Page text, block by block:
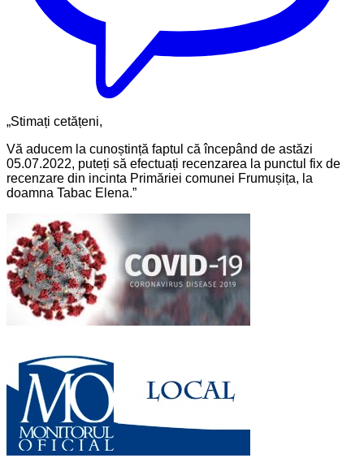
„Stimați cetățeni,
Vă aducem la cunoștință faptul că începând de astăzi
05.07.2022, puteți să efectuați recenzarea la punctul fix de
recenzare din incinta Primăriei comunei Frumușița, la
doamna Tabac Elena.”